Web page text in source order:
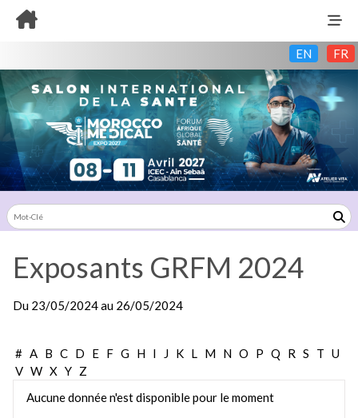
EN FR
Exposants GRFM 2024
Du 23/05/2024au 26/05/2024
# A B C D E F G H I J K L M N O P Q R S T U
V W X Y Z
Aucune donnée n'est disponible pour le moment